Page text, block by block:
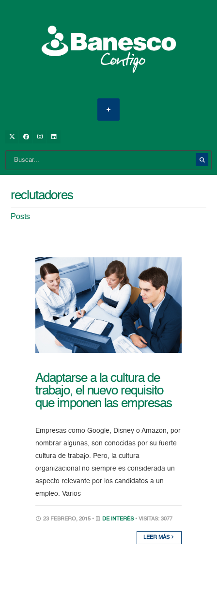
reclutadores
Posts
Adaptarse a la cultura de
trabajo, el nuevo requisito
que imponen las empresas
Empresas como Google, Disney o Amazon, por
nombrar algunas, son conocidas por su fuerte
cultura de trabajo. Pero, la cultura
organizacional no siempre es considerada un
aspecto relevante por los candidatos a un
empleo. Varios
23 FEBRERO, 2015 • DE INTERÉS • VISITAS: 3077
LEER MÁS